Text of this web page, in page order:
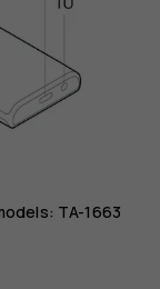
TA-1663